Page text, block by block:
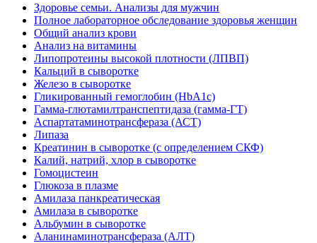
Здоровье семьи. Анализы для мужчин
Полное лабораторное обследование здоровья женщин
Общий анализ крови
Анализ на витамины
Липопротеины высокой плотности (ЛПВП)
Кальций в сыворотке
Железо в сыворотке
Гликированный гемоглобин (HbA1c)
Гамма-глютамилтранспептидаза (гамма-ГТ)
Аспартатаминотрансфераза (АСТ)
Липаза
Креатинин в сыворотке (с определением СКФ)
Калий, натрий, хлор в сыворотке
Гомоцистеин
Глюкоза в плазме
Амилаза панкреатическая
Амилаза в сыворотке
Альбумин в сыворотке
Аланинаминотрансфераза (АЛТ)